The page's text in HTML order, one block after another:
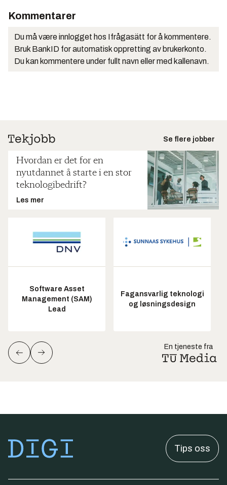
Kommentarer
Du må være innlogget hos Ifrågasätt for å kommentere.
Bruk BankID for automatisk oppretting av brukerkonto.
Du kan kommentere under fullt navn eller med kallenavn.
Se flere jobber
Hvordan er det for en
nyutdannet å starte i en stor
teknologibedrift?
Les mer
Software Asset
Management (SAM)
Lead
Fagansvarlig teknologi
og løsningsdesign
En tjeneste fra
Tips oss